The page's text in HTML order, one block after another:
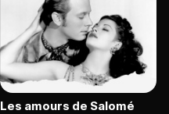
Les amours de Salomé